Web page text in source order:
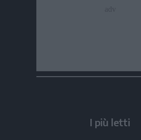
I più letti